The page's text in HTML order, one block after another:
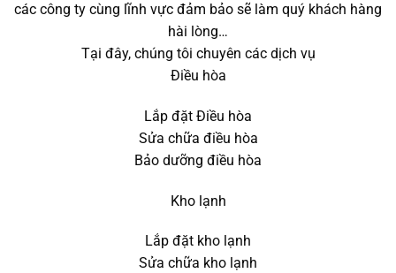
các công ty cùng lĩnh vực đảm bảo sẽ làm quý khách hàng
hài lòng…
Tại đây, chúng tôi chuyên các dịch vụ
Điều hòa
Lắp đặt Điều hòa
Sửa chữa điều hòa
Bảo dưỡng điều hòa
Kho lạnh
Lắp đặt kho lạnh
Sửa chữa kho lạnh